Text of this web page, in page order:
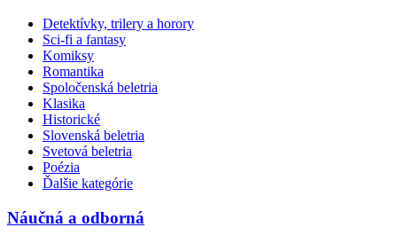
Detektívky, trilery a horory
Sci-fi a fantasy
Komiksy
Romantika
Spoločenská beletria
Klasika
Historické
Slovenská beletria
Svetová beletria
Poézia
Ďalšie kategórie
Náučná a odborná